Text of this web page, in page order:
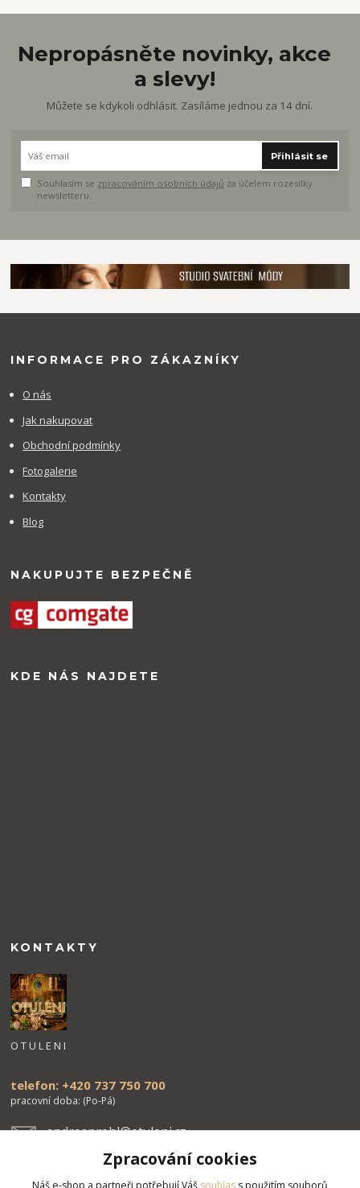
Nepropásněte novinky, akce
a slevy!
Můžete se kdykoli odhlásit. Zasíláme jednou za 14 dní.
Přihlásit se
Souhlasím se zpracováním osobních údajů za účelem rozesílky
newsletteru.
INFORMACE PRO ZÁKAZNÍKY
O nás
Jak nakupovat
Obchodní podmínky
Fotogalerie
Kontakty
Blog
NAKUPUJTE BEZPEČNĚ
KDE NÁS NAJDETE
KONTAKTY
O T U L E N I
telefon: +420 737 750 700
pracovní doba: (Po-Pá)
andreaprohl@otuleni.cz
Zpracování cookies
Náš e-shop a partneři potřebují Váš souhlas s použitím souborů